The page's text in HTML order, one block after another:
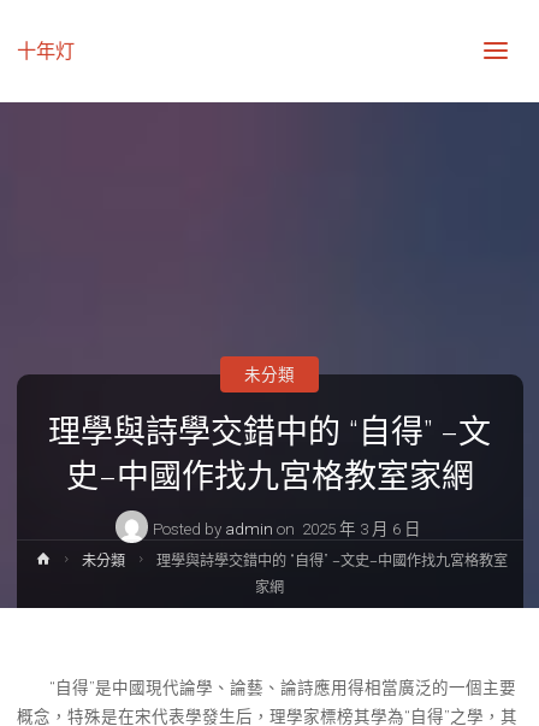
十年灯
理學與詩學交錯中的 “自得” –文
史–中國作找九宮格教室家網
Posted by admin on 2025 年 3 月 6 日
未分類
Home未分類
理學與詩學交錯中的 “自得” –文史–中國作找九宮格教室
家網
“自得”是中國現代論學、論藝、論詩應用得相當廣泛的一個主要
概念，特殊是在宋代表學發生后，理學家標榜其學為“自得”之學，其